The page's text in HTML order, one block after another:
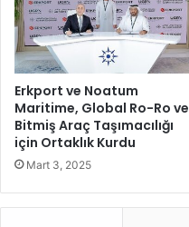
r
Y
e
t
i
ş
t
i
r
ü
M
i
r
a
y
’
a
d
Erkport ve Noatum
Maritime, Global Ro-Ro ve
Bitmiş Araç Taşımacılığı
için Ortaklık Kurdu
Mart 3, 2025